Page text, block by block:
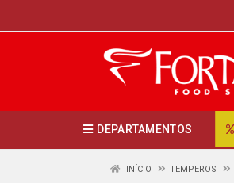
DEPARTAMENTOS
INÍCIO TEMPEROS